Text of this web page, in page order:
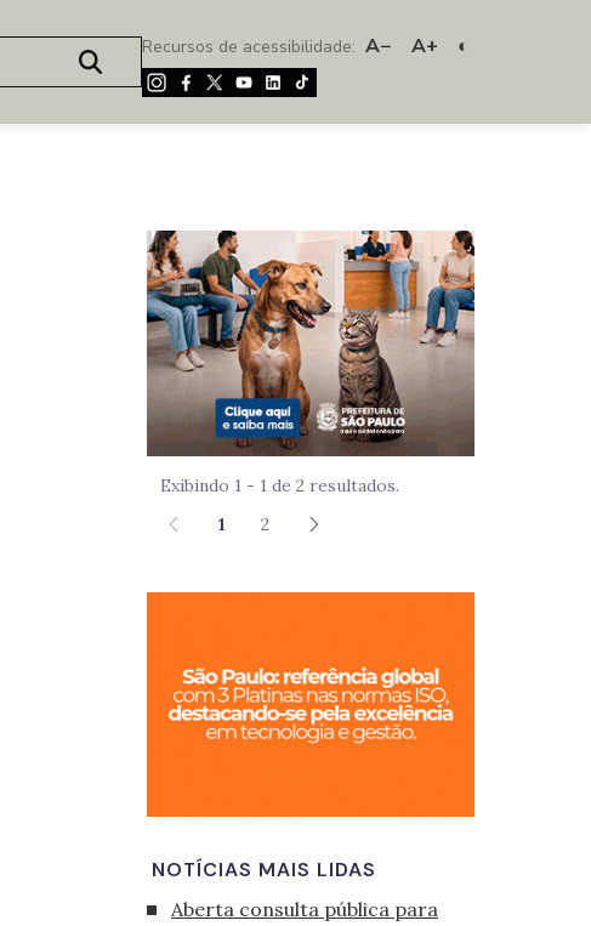
Recursos de acessibilidade: A− A+ ◐
Imagem de
Exibindo 1 - 1 de 2 resultados.
1
2
NOTÍCIAS MAIS LIDAS
Aberta consulta pública para